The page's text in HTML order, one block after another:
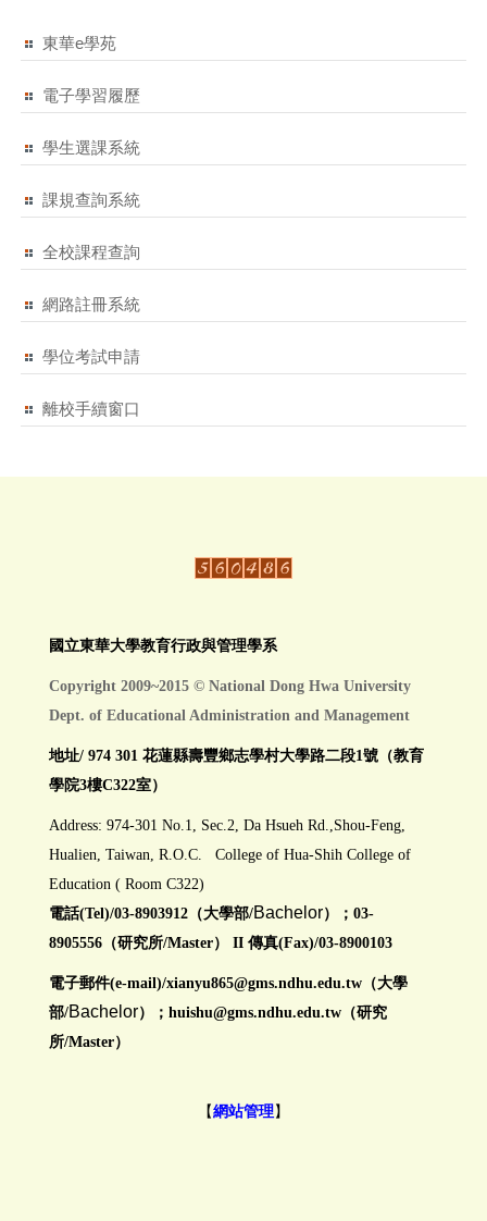
東華e學苑
電子學習履歷
學生選課系統
課規查詢系統
全校課程查詢
網路註冊系統
學位考試申請
離校手續窗口
國立東華大學教育行政與管理學系
Copyright 2009~2015 © National Dong Hwa University
Dept. of Educational Administration and Management
地址/ 974 301 花蓮縣壽豐鄉志學村大學路二段1號（教育
學院3樓C322室）
Address: 974-301 No.1, Sec.2, Da Hsueh Rd.,Shou-Feng,
Hualien, Taiwan, R.O.C. College of Hua-Shih College of
Education ( Room C322)
電話(Tel)/03-8903912（大學部/Bachelor）；03-
8905556（研究所/Master） II 傳真(Fax)/03-8900103
電子郵件(e-mail)/xianyu865@gms.ndhu.edu.tw （大學
部/Bachelor）；huishu@gms.ndhu.edu.tw（研究
所/Master）
【網站管理】